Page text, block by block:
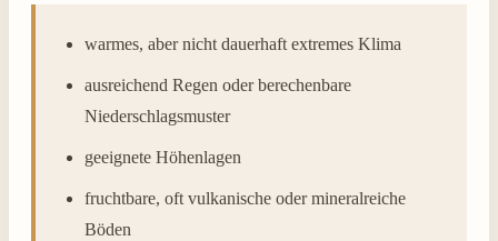
warmes, aber nicht dauerhaft extremes Klima
ausreichend Regen oder berechenbare
Niederschlagsmuster
geeignete Höhenlagen
fruchtbare, oft vulkanische oder mineralreiche
Böden